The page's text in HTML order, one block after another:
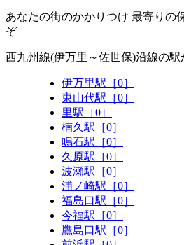
あなたの街のかかりつけ 最寄りの
ぞ
西九州線(伊万里～佐世保)沿線の駅
伊万里駅［0］
東山代駅［0］
里駅［0］
楠久駅［0］
鳴石駅［0］
久原駅［0］
波瀬駅［0］
浦ノ崎駅［0］
福島口駅［0］
今福駅［0］
鷹島口駅［0］